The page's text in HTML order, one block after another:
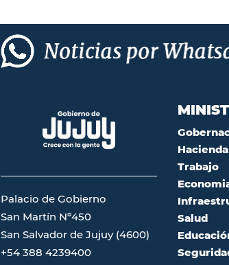
Palacio de Gobierno
San Martín Nº450
San Salvador de Jujuy (4600)
+54 388 4239400
Trabajo
Salud